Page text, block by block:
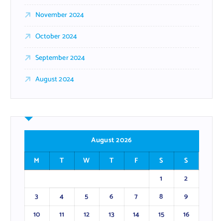
November 2024
October 2024
September 2024
August 2024
August 2026
M
T W T F S
S
1
2
3
4 5 6 7 8
9
10
11 12 13 14 15
16